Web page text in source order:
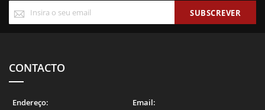
nossa
SUBSCREVER
CONTACTO
Endereço:
Email: